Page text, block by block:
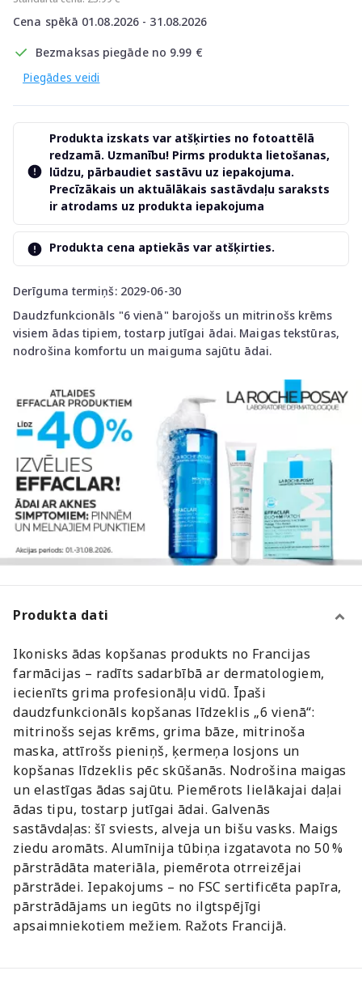
Cena spēkā 01.08.2026 - 31.08.2026
Bezmaksas piegāde no 9.99 €
Piegādes veidi
Derīguma termiņš: 2029-06-30
Daudzfunkcionāls "6 vienā" barojošs un mitrinošs krēms
visiem ādas tipiem, tostarp jutīgai ādai. Maigas tekstūras,
nodrošina komfortu un maiguma sajūtu ādai.
Produkta izskats var atšķirties no fotoattēlā
redzamā. Uzmanību! Pirms produkta lietošanas,
lūdzu, pārbaudiet sastāvu uz iepakojuma.
Precīzākais un aktuālākais sastāvdaļu saraksts
ir atrodams uz produkta iepakojuma
Produkta cena aptiekās var atšķirties.
Produkta dati
Ikonisks ādas kopšanas produkts no Francijas
farmācijas – radīts sadarbībā ar dermatologiem,
iecienīts grima profesionāļu vidū. Īpaši
daudzfunkcionāls kopšanas līdzeklis „6 vienā“:
mitrinošs sejas krēms, grima bāze, mitrinoša
maska, attīrošs pieniņš, ķermeņa losjons un
kopšanas līdzeklis pēc skūšanās. Nodrošina maigas
un elastīgas ādas sajūtu. Piemērots lielākajai daļai
ādas tipu, tostarp jutīgai ādai. Galvenās
sastāvdaļas: šī sviests, alveja un bišu vasks. Maigs
ziedu aromāts. Alumīnija tūbiņa izgatavota no 50 %
pārstrādāta materiāla, piemērota otrreizējai
pārstrādei. Iepakojums – no FSC sertificēta papīra,
pārstrādājams un iegūts no ilgtspējīgi
apsaimniekotiem mežiem. Ražots Francijā.